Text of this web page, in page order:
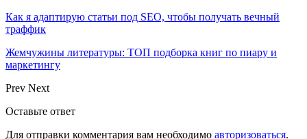
Как я адаптирую статьи под SEO, чтобы получать вечный
траффик
Жемчужины литературы: ТОП подборка книг по пиару и
маркетингу
Prev Next
Оставьте ответ
Для отправки комментария вам необходимо авторизоваться.